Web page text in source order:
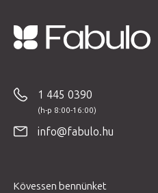
1 445 0390
info@fabulo.hu
Kövessen bennünket